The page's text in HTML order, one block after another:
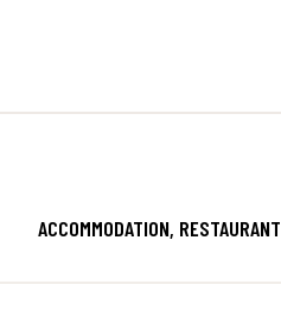
ACCOMMODATION, RESTAURANT